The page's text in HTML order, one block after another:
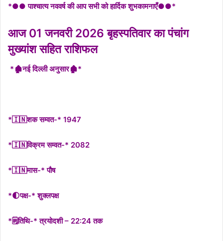
*●● पाश्चात्य नववर्ष की आप सभी को हार्दिक शुभकामनाएँ●●*
आज 01 जनवरी 2026 बृहस्पतिवार का पंचांग
मुख्यांश सहित राशिफल
*🏚नई दिल्ली अनुसार🏚*
*🇮🇳शक सम्वत-* 1947
*🇮🇳विक्रम सम्वत-* 2082
*🇮🇳मास-* पौष
*🌓पक्ष-* शुक्लपक्ष
*🗒तिथि-* त्रयोदशी – 22:24 तक